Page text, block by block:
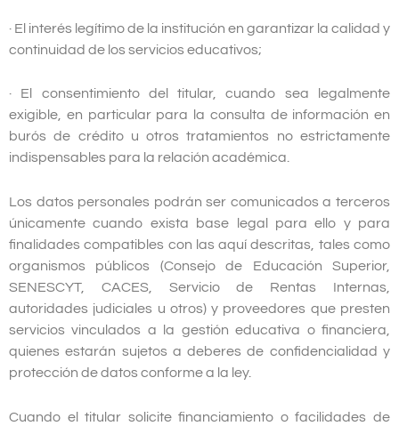
· El interés legítimo de la institución en garantizar la calidad y
continuidad de los servicios educativos;
· El consentimiento del titular, cuando sea legalmente
exigible, en particular para la consulta de información en
burós de crédito u otros tratamientos no estrictamente
indispensables para la relación académica.
Los datos personales podrán ser comunicados a terceros
únicamente cuando exista base legal para ello y para
finalidades compatibles con las aquí descritas, tales como
organismos públicos (Consejo de Educación Superior,
SENESCYT, CACES, Servicio de Rentas Internas,
autoridades judiciales u otros) y proveedores que presten
servicios vinculados a la gestión educativa o financiera,
quienes estarán sujetos a deberes de confidencialidad y
protección de datos conforme a la ley.
Cuando el titular solicite financiamiento o facilidades de